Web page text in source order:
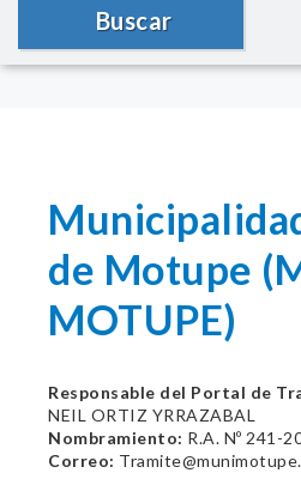
Buscar
de Motupe
MOTUPE)
Responsable del Portal de
NEIL ORTIZ YRRAZABAL
Nombramiento: R.A. Nº 241-
Correo: